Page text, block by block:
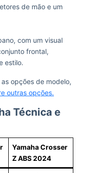
de mão e um
com um visual
frontal,
estilo.
opções de modelo,
outras opções.
Técnica e
Yamaha Crosser
Z ABS 2024